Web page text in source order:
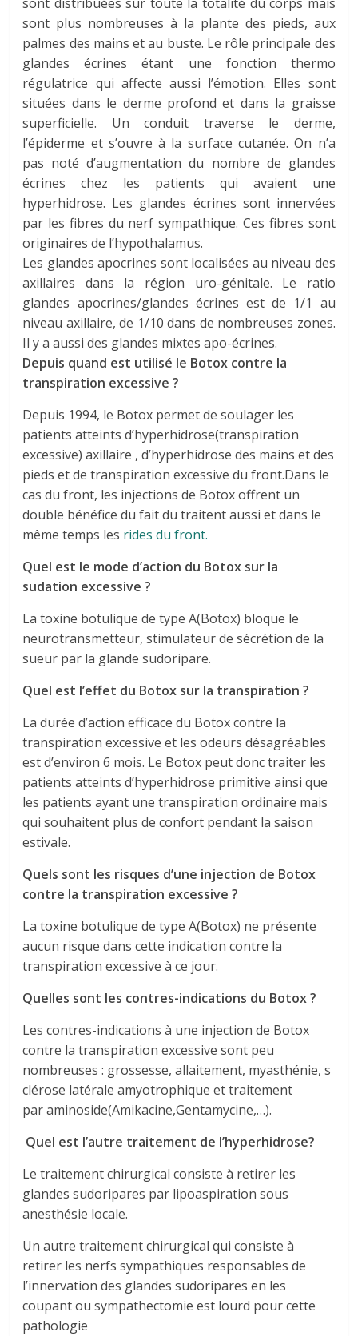
sont plus nombreuses à la plante des pieds, aux
palmes des mains et au buste. Le rôle principale des
glandes écrines étant une fonction thermo
régulatrice qui affecte aussi l’émotion. Elles sont
situées dans le derme profond et dans la graisse
superficielle. Un conduit traverse le derme,
l’épiderme et s’ouvre à la surface cutanée. On n’a
pas noté d’augmentation du nombre de glandes
écrines chez les patients qui avaient une
hyperhidrose. Les glandes écrines sont innervées
par les fibres du nerf sympathique. Ces fibres sont
originaires de l’hypothalamus.
Les glandes apocrines sont localisées au niveau des
axillaires dans la région uro-génitale. Le ratio
glandes apocrines/glandes écrines est de 1/1 au
niveau axillaire, de 1/10 dans de nombreuses zones.
Il y a aussi des glandes mixtes apo-écrines.
Depuis quand est utilisé le Botox contre la
transpiration excessive ?
Depuis 1994, le Botox permet de soulager les
patients atteints d’hyperhidrose(transpiration
excessive) axillaire , d’hyperhidrose des mains et des
pieds et de transpiration excessive du front.Dans le
cas du front, les injections de Botox offrent un
double bénéfice du fait du traitent aussi et dans le
même temps les rides du front.
Quel est le mode d’action du Botox sur la
sudation excessive ?
La toxine botulique de type A(Botox) bloque le
neurotransmetteur, stimulateur de sécrétion de la
sueur par la glande sudoripare.
Quel est l’effet du Botox sur la transpiration ?
La durée d’action efficace du Botox contre la
transpiration excessive et les odeurs désagréables
est d’environ 6 mois. Le Botox peut donc traiter les
patients atteints d’hyperhidrose primitive ainsi que
les patients ayant une transpiration ordinaire mais
qui souhaitent plus de confort pendant la saison
estivale.
Quels sont les risques d’une injection de Botox
contre la transpiration excessive ?
La toxine botulique de type A(Botox) ne présente
aucun risque dans cette indication contre la
transpiration excessive à ce jour.
Quelles sont les contres-indications du Botox ?
Les contres-indications à une injection de Botox
contre la transpiration excessive sont peu
nombreuses : grossesse, allaitement, myasthénie, s
clérose latérale amyotrophique et traitement
par aminoside(Amikacine,Gentamycine,…).
Quel est l’autre traitement de l’hyperhidrose?
Le traitement chirurgical consiste à retirer les
glandes sudoripares par lipoaspiration sous
anesthésie locale.
Un autre traitement chirurgical qui consiste à
retirer les nerfs sympathiques responsables de
l’innervation des glandes sudoripares en les
coupant ou sympathectomie est lourd pour cette
pathologie